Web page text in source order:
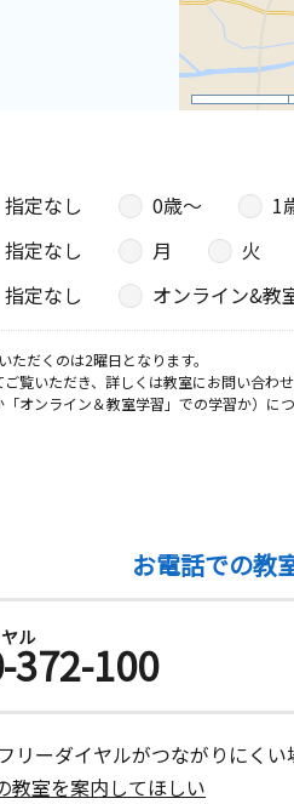
指定なし 0歳〜 1
指定なし 月 火
指定なし オンライン&教
だくのは2曜日となります。
覧いただき、詳しくは教室にお問い合わ
オンライン＆教室学習」での学習か）に
お電話での教
ル
372-100
リーダイヤルがつながりにく
教室を案内してほしい